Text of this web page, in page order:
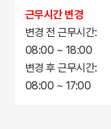
근무시간 변경
변경 전 근무시간:
08:00 ~ 18:00
변경 후 근무시간:
08:00 ~ 17:00